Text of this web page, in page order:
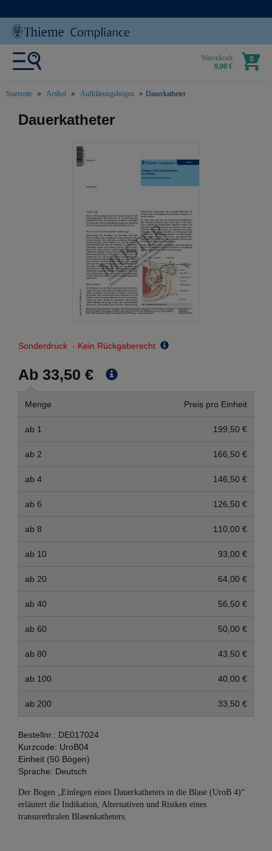
Warenkorb
0,00 €
0
Startseite Artikel Aufklärungsbögen Dauerkatheter
text.skipToContent
text.skipToNavigation
Dauerkatheter
Sonderdruck - Kein Rückgaberecht
Ab 33,50 €
Menge Preis pro Einheit
ab 1 199,50 €
ab 2 166,50 €
ab 4 146,50 €
ab 6 126,50 €
ab 8 110,00 €
ab 10 93,00 €
ab 20 64,00 €
ab 40 56,50 €
ab 60 50,00 €
ab 80 43,50 €
ab 100 40,00 €
ab 200 33,50 €
Bestellnr.: DE017024
Kurzcode: UroB04
Einheit (50 Bögen)
Sprache: Deutsch
Der Bogen „Einlegen eines Dauerkatheters in die Blase (UroB 4)“
erläutert die Indikation, Alternativen und Risiken eines
transurethralen Blasenkatheters.